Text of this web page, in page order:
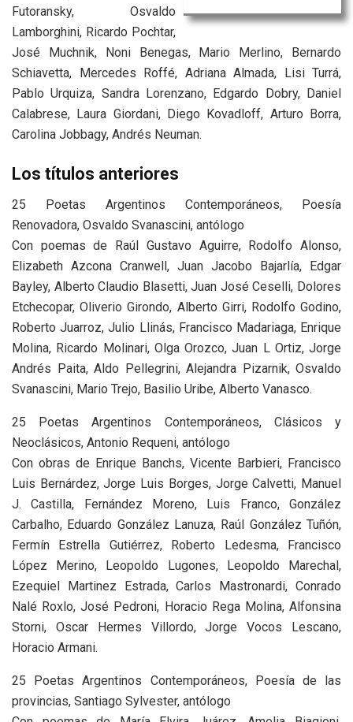
Futoransky, Osvaldo
Lamborghini, Ricardo Pochtar,
José Muchnik, Noni Benegas, Mario Merlino, Bernardo
Schiavetta, Mercedes Roffé, Adriana Almada, Lisi Turrá,
Pablo Urquiza, Sandra Lorenzano, Edgardo Dobry, Daniel
Calabrese, Laura Giordani, Diego Kovadloff, Arturo Borra,
Carolina Jobbagy, Andrés Neuman.
Los títulos anteriores
25 Poetas Argentinos Contemporáneos, Poesía
Renovadora, Osvaldo Svanascini, antólogo
Con poemas de Raúl Gustavo Aguirre, Rodolfo Alonso,
Elizabeth Azcona Cranwell, Juan Jacobo Bajarlía, Edgar
Bayley, Alberto Claudio Blasetti, Juan José Ceselli, Dolores
Etchecopar, Oliverio Girondo, Alberto Girri, Rodolfo Godino,
Roberto Juarroz, Julio Llinás, Francisco Madariaga, Enrique
Molina, Ricardo Molinari, Olga Orozco, Juan L Ortiz, Jorge
Andrés Paita, Aldo Pellegrini, Alejandra Pizarnik, Osvaldo
Svanascini, Mario Trejo, Basilio Uribe, Alberto Vanasco.
25 Poetas Argentinos Contemporáneos, Clásicos y
Neoclásicos, Antonio Requeni, antólogo
Con obras de Enrique Banchs, Vicente Barbieri, Francisco
Luis Bernárdez, Jorge Luis Borges, Jorge Calvetti, Manuel
J. Castilla, Fernández Moreno, Luis Franco, González
Carbalho, Eduardo González Lanuza, Raúl González Tuñón,
Fermín Estrella Gutiérrez, Roberto Ledesma, Francisco
López Merino, Leopoldo Lugones, Leopoldo Marechal,
Ezequiel Martinez Estrada, Carlos Mastronardi, Conrado
Nalé Roxlo, José Pedroni, Horacio Rega Molina, Alfonsina
Storni, Oscar Hermes Villordo, Jorge Vocos Lescano,
Horacio Armani.
25 Poetas Argentinos Contemporáneos, Poesía de las
provincias, Santiago Sylvester, antólogo